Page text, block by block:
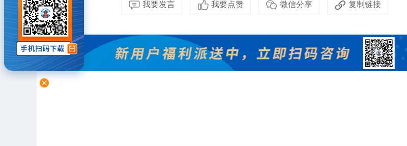
我要发言 我要点赞 微信分享 复制链接